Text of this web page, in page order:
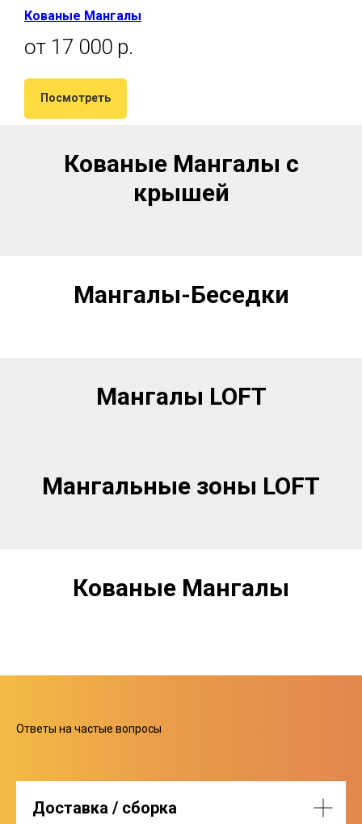
Кованые Мангалы
от 17 000 р.
Посмотреть
Кованые Мангалы с
крышей
Мангалы-Беседки
Мангалы LOFT
Мангальные зоны LOFT
Кованые Мангалы
Ответы на частые вопросы
Доставка / сборка